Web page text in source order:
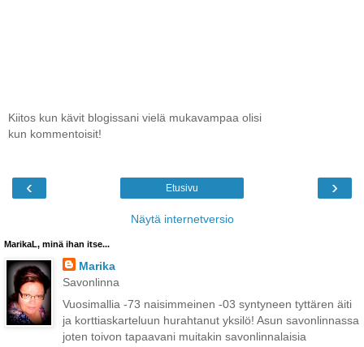
Kiitos kun kävit blogissani vielä mukavampaa olisi
kun kommentoisit!
‹ ›
Etusivu
Näytä internetversio
MarikaL, minä ihan itse...
Marika
Savonlinna
Vuosimallia -73 naisimmeinen -03 syntyneen tyttären äiti
ja korttiaskarteluun hurahtanut yksilö! Asun savonlinnassa
joten toivon tapaavani muitakin savonlinnalaisia